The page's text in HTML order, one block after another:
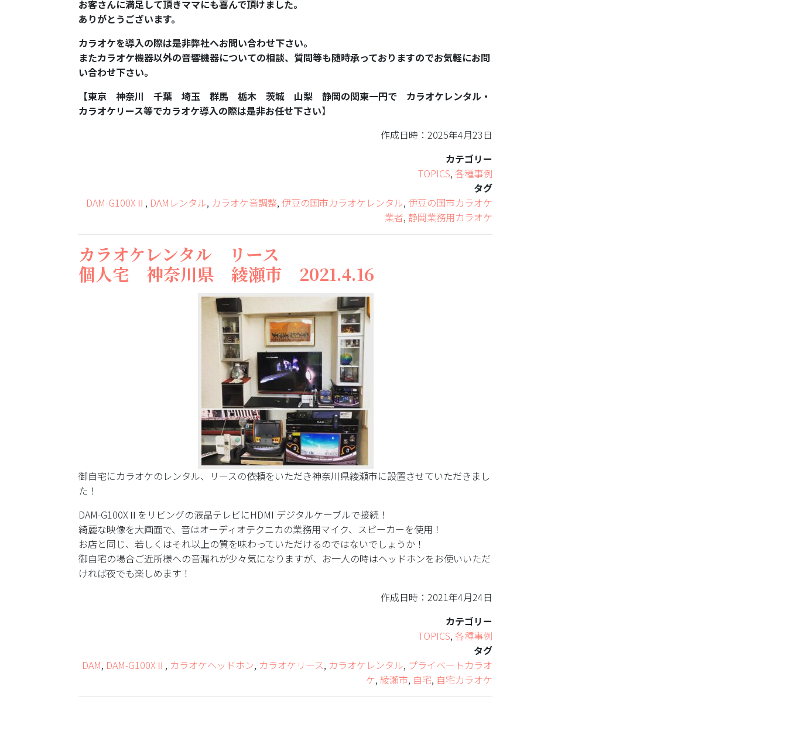
お客さんに満足して頂きママにも喜んで頂けました。
ありがとうございます。
カラオケを導入の際は是非弊社へお問い合わせ下さい。
またカラオケ機器以外の音響機器についての相談、質問等も随時承っておりますのでお気軽にお問
い合わせ下さい。
【東京 神奈川 千葉 埼玉 群馬 栃木 茨城 山梨 静岡の関東一円で カラオケレンタル・
カラオケリース等でカラオケ導入の際は是非お任せ下さい】
作成日時：2025年4月23日
カテゴリー
TOPICS,各種事例
タグ
DAM-G100XⅡ , DAMレンタル, カラオケ音調整, 伊豆の国市カラオケレンタル, 伊豆の国市カラオケ
業者, 静岡業務用カラオケ
カラオケレンタル リース
個人宅 神奈川県 綾瀬市 2021.4.16
御自宅にカラオケのレンタル、リースの依頼をいただき神奈川県綾瀬市に設置させていただきまし
た！
DAM-G100XⅡをリビングの液晶テレビにHDMI デジタルケーブルで接続！
綺麗な映像を大画面で、音はオーディオテクニカの業務用マイク、スピーカーを使用！
お店と同じ、若しくはそれ以上の質を味わっていただけるのではないでしょうか！
御自宅の場合ご近所様への音漏れが少々気になりますが、お一人の時はヘッドホンをお使いいただ
ければ夜でも楽しめます！
作成日時：2021年4月24日
カテゴリー
TOPICS,各種事例
タグ
DAM, DAM-G100XⅡ , カラオケヘッドホン, カラオケリース, カラオケレンタル, プライベートカラオ
ケ,綾瀬市, 自宅, 自宅カラオケ